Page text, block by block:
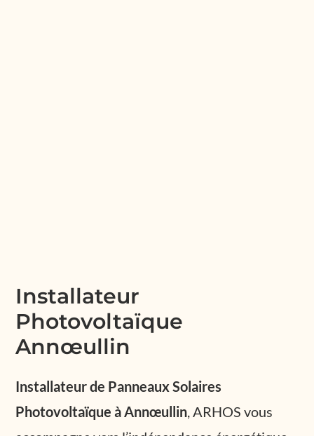
Installateur
Photovoltaïque
Annœullin
Installateur de Panneaux Solaires
Photovoltaïque à Annœullin, ARHOS vous